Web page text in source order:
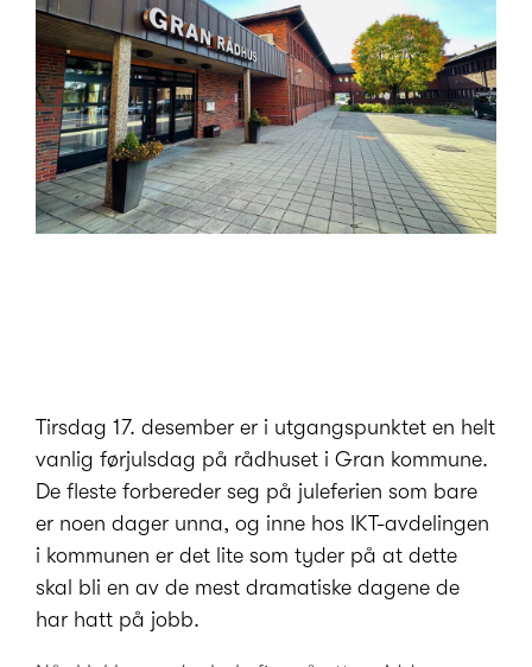
Tirsdag 17. desember er i utgangspunktet en helt
vanlig førjulsdag på rådhuset i Gran kommune.
De fleste forbereder seg på juleferien som bare
er noen dager unna, og inne hos IKT-avdelingen
i kommunen er det lite som tyder på at dette
skal bli en av de mest dramatiske dagene de
har hatt på jobb.